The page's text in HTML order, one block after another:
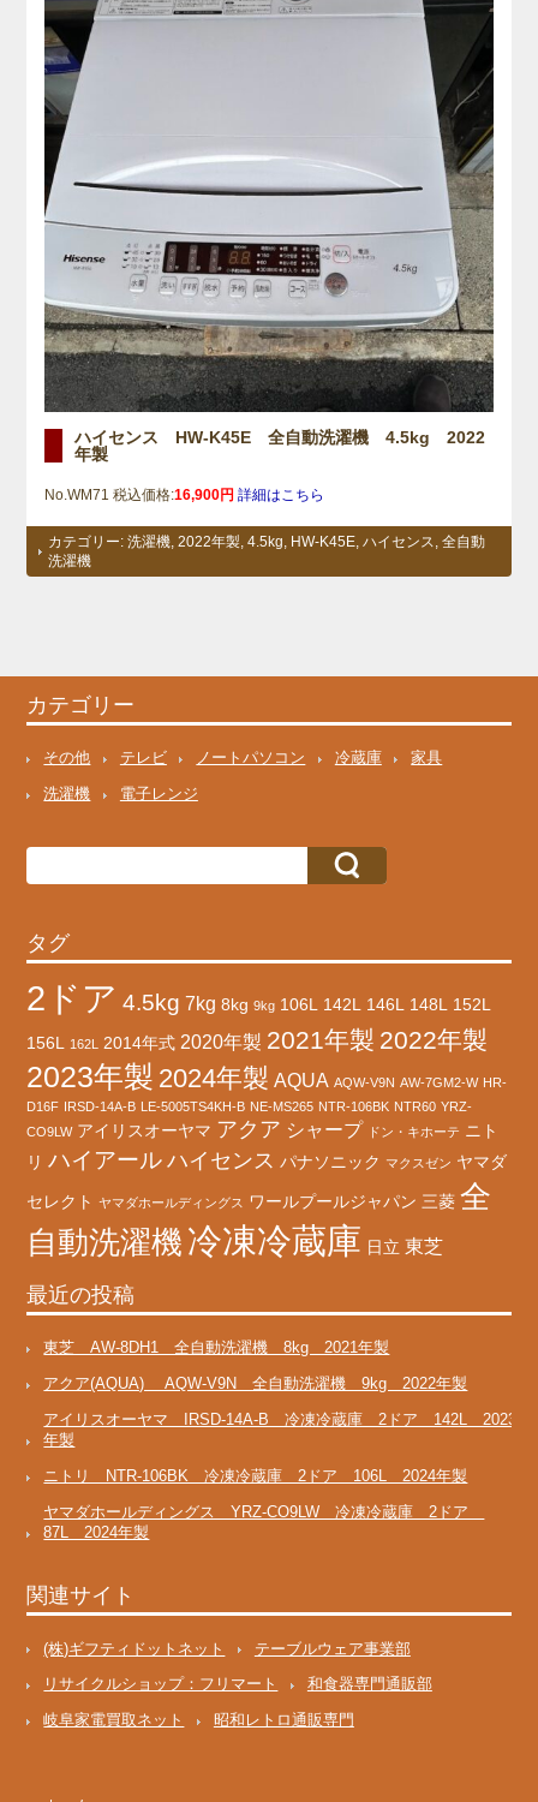
ハイセンス HW-K45E 全自動洗濯機 4.5kg 2022
年製
No.WM71 税込価格:16,900円 詳細はこちら
カテゴリー:洗濯機 ,2022年製 ,4.5kg HW-K45E ,ハイセンス ,全自動
洗濯機
カテゴリー
その他 テレビ ノートパソコン 冷蔵庫
家具
洗濯機
電子レンジ
タグ
2ドア 4.5kg 7kg 8kg 9kg 106L 142L 146L 148L
152L
156L
162L 2014年式 2020年製 2021年製 2022年製
2023年製 2024年製 AQUA AQW-V9N AW-7GM2-W HR-
D16F IRSD-14A-B LE-5005TS4KH-B NE-MS265 NTR-106BK NTR60 YRZ-
CO9LW アイリスオーヤマ アクア シャープ ドン・キホーテ ニト
リ ハイアール ハイセンス パナソニック マクスゼン ヤマダ
セレクト ヤマダホールディングス ワールプールジャパン 三菱 全
自動洗濯機 冷凍冷蔵庫 日立 東芝
最近の投稿
東芝 AW-8DH1 全自動洗濯機 8kg 2021年製
アクア(AQUA) AQW-V9N 全自動洗濯機 9kg 2022年製
アイリスオーヤマ IRSD-14A-B 冷凍冷蔵庫 2ドア 142L 2023
年製
ニトリ NTR-106BK 冷凍冷蔵庫 2ドア 106L 2024年製
ヤマダホールディングス YRZ-CO9LW 冷凍冷蔵庫 2ドア
87L 2024年製
関連サイト
(株)ギフティドットネット
テーブルウェア事業部
リサイクルショップ：フリマート
和食器専門通販部
岐阜家電買取ネット
昭和レトロ通販専門